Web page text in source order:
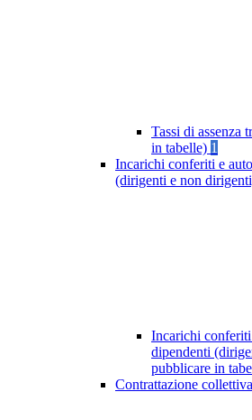
Tassi di assenza
in tabelle) 1
Incarichi conferiti e
(dirigenti e non
Incarichi
dipendenti
pubblicare in
Contrattazione collettiva